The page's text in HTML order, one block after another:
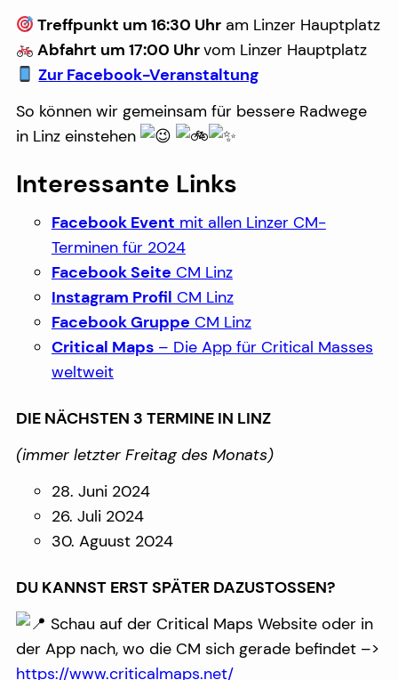
Treffpunkt um 16:30 Uhr am Linzer Hauptplatz
Abfahrt um 17:00 Uhrvom Linzer Hauptplatz
Zur Facebook-Veranstaltung
So können wir gemeinsam für bessere Radwege
in Linz einstehen
Interessante Links
Facebook Event mit allen Linzer CM-
Terminen für 2024
Facebook Seite CM Linz
Instagram Profil CM Linz
Facebook Gruppe CM Linz
Critical Maps– Die App für Critical Masses
weltweit
DIE NÄCHSTEN 3 TERMINE IN LINZ
(immer letzter Freitag des Monats)
28. Juni 2024
26. Juli 2024
30. Aguust 2024
DU KANNST ERST SPÄTER DAZUSTOSSEN?
Schau auf der Critical Maps Website oder in
der App nach, wo die CM sich gerade befindet –>
https://www.criticalmaps.net/